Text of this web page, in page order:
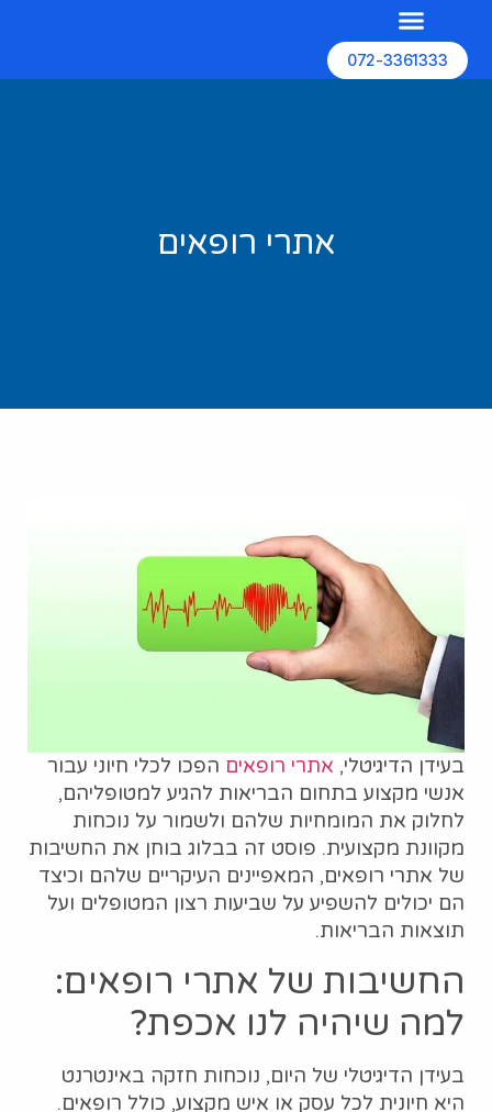
072-3361333
אתרי רופאים
בעידן הדיגיטלי, אתרי רופאים הפכו לכלי חיוני עבור
אנשי מקצוע בתחום הבריאות להגיע למטופליהם,
לחלוק את המומחיות שלהם ולשמור על נוכחות
מקוונת מקצועית. פוסט זה בבלוג בוחן את החשיבות
של אתרי רופאים, המאפיינים העיקריים שלהם וכיצד
הם יכולים להשפיע על שביעות רצון המטופלים ועל
תוצאות הבריאות.
החשיבות של אתרי רופאים:
למה שיהיה לנו אכפת?
בעידן הדיגיטלי של היום, נוכחות חזקה באינטרנט
היא חיונית לכל עסק או איש מקצוע, כולל רופאים.